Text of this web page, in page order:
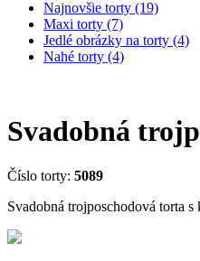
Najnovšie torty (19)
Maxi torty (7)
Jedlé obrázky na torty (4)
Nahé torty (4)
Svadobná
Číslo torty: 5089
Svadobná trojposchodová torta s